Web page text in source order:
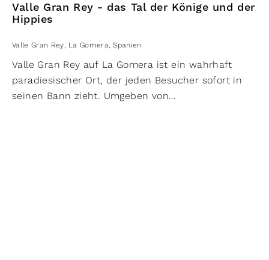
mit Essen und Trinken erfrischen kann.
Valle Gran Rey - das Tal der Könige und der
Hippies
Valle Gran Rey, La Gomera, Spanien
Valle Gran Rey auf La Gomera ist ein wahrhaft
paradiesischer Ort, der jeden Besucher sofort in
seinen Bann zieht. Umgeben von